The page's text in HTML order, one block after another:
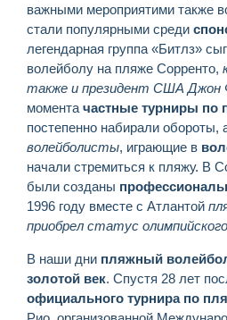
важными мероприятими также
стали популярными среди
легендарная группа «Битлз»
волейболу на пляже Сорренто,
также и президент США Джон
момента частные турниры по
постепенно набирали обороты,
волейболисты, играющие в
начали стремиться к пляжу. В
были созданы
1996 году вместе с Атлантой
приобрел статус
В наши дни пляжный
золотой век. Спустя 28 лет
официального турнира по